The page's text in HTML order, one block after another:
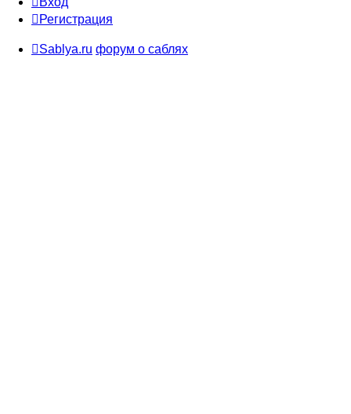
Регистрация
Sablya.ru форум о саблях